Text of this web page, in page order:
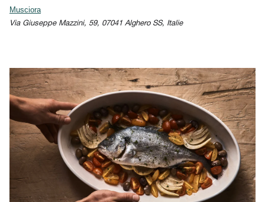
Musciora
Via Giuseppe Mazzini, 59, 07041 Alghero SS, Italie